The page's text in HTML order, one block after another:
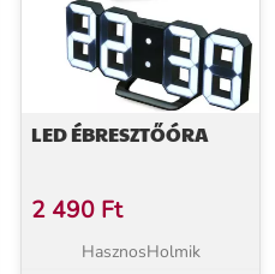
LED ÉBRESZTŐÓRA
2 490 Ft
HasznosHolmik